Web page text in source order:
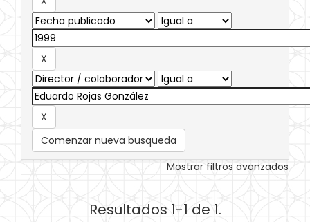
Comenzar nueva busqueda
Mostrar filtros avanzados
Resultados 1-1 de 1.